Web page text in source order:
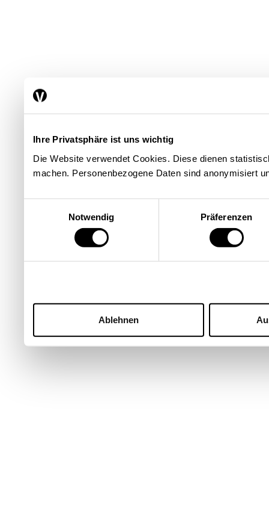
Ihre Privatsphäre ist uns wichtig
Die Website verwendet Cookies. Diese dienen
machen. Personenbezogene Daten sind anonymisiert
Notwendig
Präferenzen
Ablehnen